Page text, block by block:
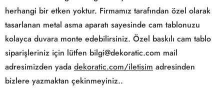
herhangi bir etken yoktur. Firmamız tarafından özel olarak
tasarlanan metal asma aparatı sayesinde cam tablonuzu
kolayca duvara monte edebilirsiniz. Özel baskılı cam tablo
siparişleriniz için lütfen bilgi@dekoratic.com mail
adresimizden yada dekoratic.com/iletisim adresinden
bizlere yazmaktan çekinmeyiniz..